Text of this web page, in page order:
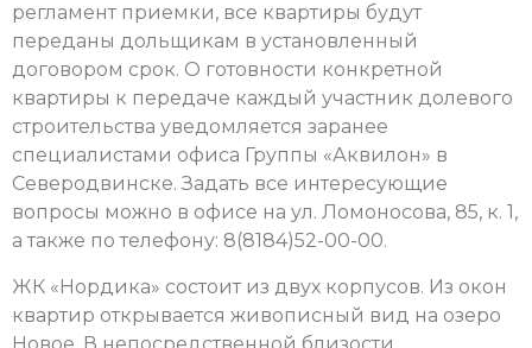
регламент приемки, все квартиры будут
переданы дольщикам в установленный
договором срок. О готовности конкретной
квартиры к передаче каждый участник долевого
строительства уведомляется заранее
специалистами офиса Группы «Аквилон» в
Северодвинске. Задать все интересующие
вопросы можно в офисе на ул. Ломоносова, 85, к. 1,
а также по телефону: 8(8184)52-00-00.
ЖК «Нордика» состоит из двух корпусов. Из окон
квартир открывается живописный вид на озеро